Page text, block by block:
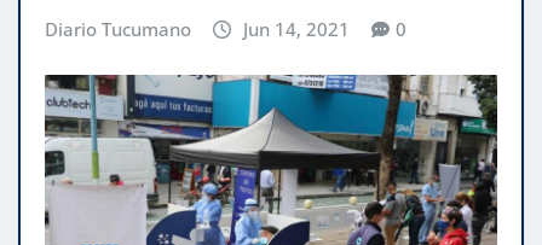
Diario Tucumano Jun 14, 2021 0